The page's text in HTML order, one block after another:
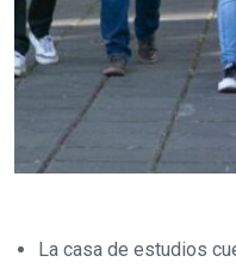
La casa de estudios